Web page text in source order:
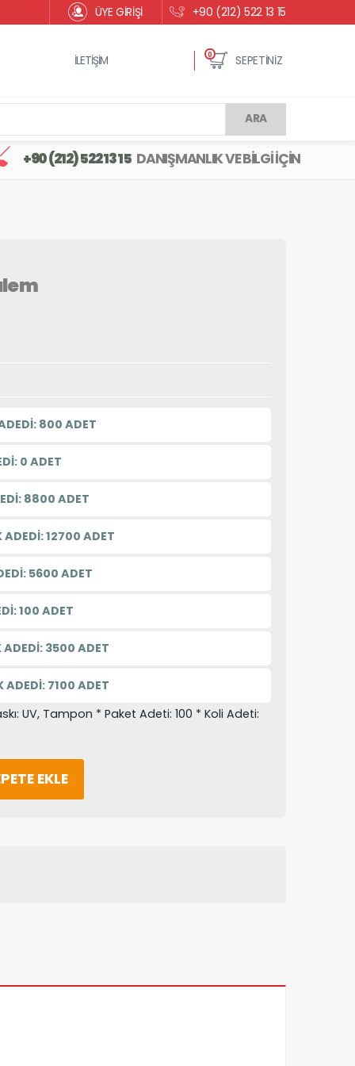
ÜYE GİRİŞİ +90 (212) 522 13 15
İLETİŞİM 0 SEPETİNİZ
ARA
+90 (212) 522 13 15 DANIŞMANLIK VE BİLGİ İÇİN
800 ADET
0 ADET
8800 ADET
12700 ADET
5600 ADET
100 ADET
3500 ADET
7100 ADET
UV, Tampon * Paket Adeti: 100 * Koli Adeti:
EKLE